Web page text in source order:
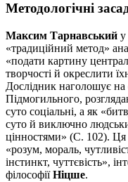
Методологічні
Максим Тарнавський у
«традиційний метод»
«подати картину
творчості й окреслити
Дослідник наголошує на
Підмогильного,
суто соціальні, а як
суто й виключно
цінностями» (С. 102). Ця
«розум, мораль,
інстинкт, чуттєвість»,
філософіїНіцше.